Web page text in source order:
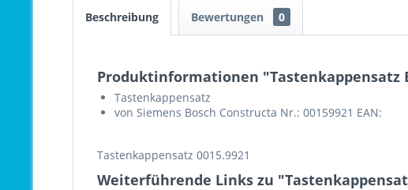
Beschreibung Bewertungen 0
Produktinformationen "Tastenkappensatz
Tastenkappensatz
von Siemens Bosch Constructa Nr.: 00159921 EAN:
Tastenkappensatz 0015.9921
Weiterführende Links zu